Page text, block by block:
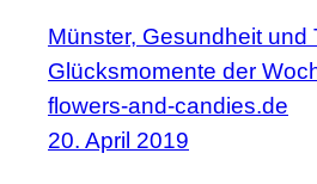
Münster, Gesundheit und
Glücksmomente der
flowers-and-candies.de
20. April 2019